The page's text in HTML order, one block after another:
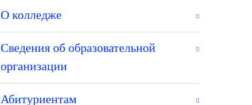
О колледже
Сведения об образовательной
организации
Абитуриентам